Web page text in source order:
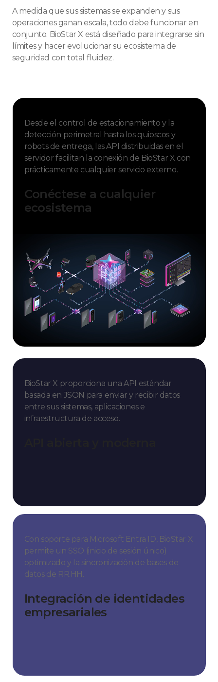
A medida que sus sistemas se expanden y sus
operaciones ganan escala, todo debe funcionar en
conjunto. BioStar X está diseñado para integrarse sin
límites y hacer evolucionar su ecosistema de
seguridad con total fluidez.
Desde el control de estacionamiento y la
detección perimetral hasta los quioscos y
robots de entrega, las API distribuidas en el
servidor facilitan la conexión de BioStar X con
prácticamente cualquier servicio externo.
Conéctese a cualquier
ecosistema
BioStar X proporciona una API estándar
basada en JSON para enviar y recibir datos
entre sus sistemas, aplicaciones e
infraestructura de acceso.
Con soporte para Microsoft Entra ID, BioStar X
permite un SSO (inicio de sesión único)
optimizado y la sincronización de bases de
datos de RR.HH.
Integración de identidades
empresariales